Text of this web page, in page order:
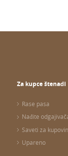
Za kupce štenadi
Rase pasa
Nađite
Saveti za
Upareno